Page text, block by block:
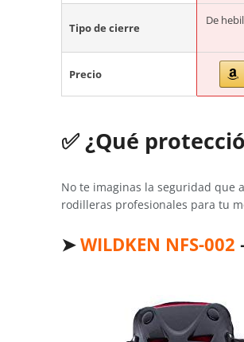
Tipo de cierre
De
Precio
✅¿Qué
No te imaginas la seguridad que
rodilleras profesionales para tu
➤WILDKEN NFS-002